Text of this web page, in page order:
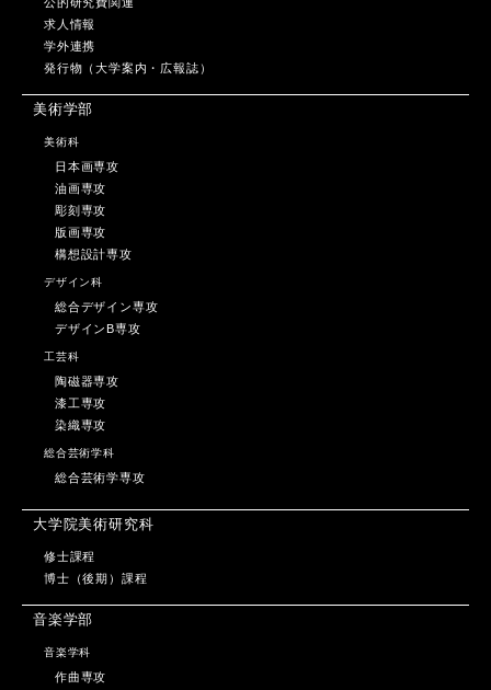
求人情報
学外連携
発行物（大学案内・広報誌）
美術学部
美術科
日本画専攻
油画専攻
彫刻専攻
版画専攻
構想設計専攻
デザイン科
総合デザイン専攻
デザインB専攻
工芸科
陶磁器専攻
漆工専攻
染織専攻
総合芸術学科
総合芸術学専攻
大学院美術研究科
修士課程
博士（後期）課程
音楽学部
音楽学科
作曲専攻